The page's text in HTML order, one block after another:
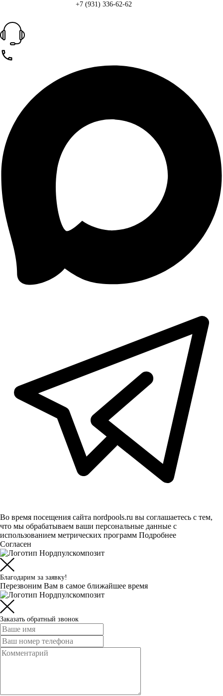
+7 (931) 336-62-62
Во время посещения сайта nordpools.ru вы соглашаетесь с тем,
что мы обрабатываем ваши персональные данные с
использованием метрических программ Подробнее
Согласен
Благодарим за заявку!
Перезвоним Вам в самое ближайшее время
Заказать обратный звонок